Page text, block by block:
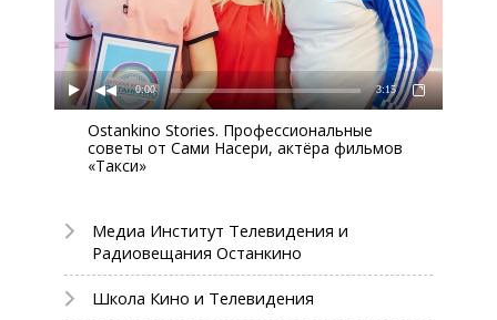
0:00 3:15
Ostankino Stories. Профессиональные
советы от Сами Насери, актёра фильмов
«Такси»
Медиа Институт Телевидения и
Радиовещания Останкино
Школа Кино и Телевидения